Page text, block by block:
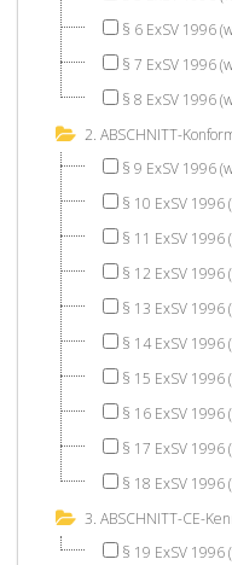
§ 6 ExSV 1996
§ 7 ExSV 1996
§ 8 ExSV 1996
2. ABSCHNITT-
§ 9 ExSV 1996
§ 10 ExSV 1996
§ 11 ExSV 1996
§ 12 ExSV 1996
§ 13 ExSV 1996
§ 14 ExSV 1996
§ 15 ExSV 1996
§ 16 ExSV 1996
§ 17 ExSV 1996
§ 18 ExSV 1996
3. ABSCHNITT-CE-
§ 19 ExSV 1996